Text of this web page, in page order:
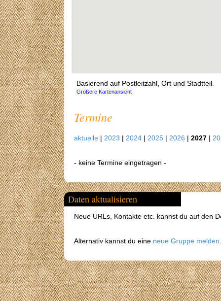
Basierend auf Postleitzahl, Ort und Stadtteil.
Größere Kartenansicht
Termine
aktuelle | 2023 | 2024 | 2025 | 2026 | 2027 |
- keine Termine eingetragen -
Daten aktualisieren
Neue URLs, Kontakte etc. kannst du auf den
Alternativ kannst du eine neue Gruppe melden